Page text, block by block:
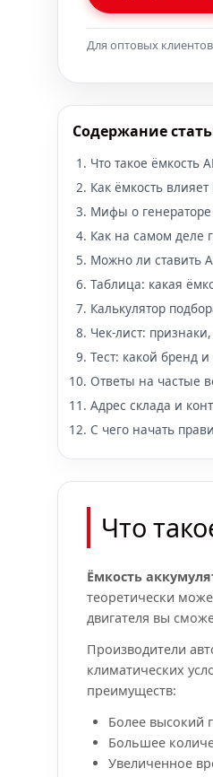
Для оптовых
Содержание
Что такое ёмкость
Как ёмкость
Мифы о генераторе
Как на самом деле
Можно ли ставить
Таблица: какая
Калькулятор
Чек-лист:
Тест: какой бренд
Ответы на частые
Адрес склада и
С чего начать
Что
Ёмкость
теоретически
двигателя вы
Производители
климатических
преимуществ:
Более высокий
Большее
Увеличенное